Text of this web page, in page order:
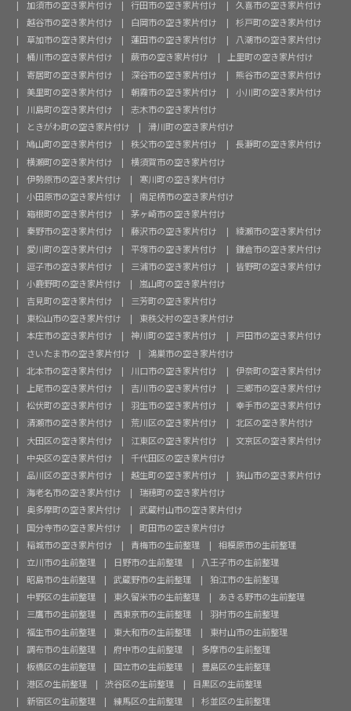
加須市の空き家片付け 行田市の空き家片付け
久喜市の空き家片付け
越谷市の空き家片付け
白岡市の空き家片付け
杉戸町の空き家片付け
草加市の空き家片付け
蓮田市の空き家片付け
八潮市の空き家片付け
桶川市の空き家片付け
蕨市の空き家片付け
上里町の空き家片付け
寄居町の空き家片付け
深谷市の空き家片付け
熊谷市の空き家片付け
美里町の空き家片付け
朝霧市の空き家片付け
小川町の空き家片付け
川島町の空き家片付け
志木市の空き家片付け
ときがわ町の空き家片付け
滑川町の空き家片付け
鳩山町の空き家片付け
秩父市の空き家片付け
長瀞町の空き家片付け
横瀬町の空き家片付け
横須賀市の空き家片付け
伊勢原市の空き家片付け
寒川町の空き家片付け
小田原市の空き家片付け
南足柄市の空き家片付け
箱根町の空き家片付け
茅ヶ崎市の空き家片付け
秦野市の空き家片付け
藤沢市の空き家片付け
綾瀬市の空き家片付け
愛川町の空き家片付け
平塚市の空き家片付け
鎌倉市の空き家片付け
逗子市の空き家片付け
三浦市の空き家片付け
皆野町の空き家片付け
小鹿野町の空き家片付け
嵐山町の空き家片付け
吉見町の空き家片付け
三芳町の空き家片付け
東松山市の空き家片付け
東秩父村の空き家片付け
本庄市の空き家片付け
神川町の空き家片付け
戸田市の空き家片付け
さいたま市の空き家片付け
鴻巣市の空き家片付け
北本市の空き家片付け
川口市の空き家片付け
伊奈町の空き家片付け
上尾市の空き家片付け
吉川市の空き家片付け
三郷市の空き家片付け
松伏町の空き家片付け
羽生市の空き家片付け
幸手市の空き家片付け
清瀬市の空き家片付け
荒川区の空き家片付け
北区の空き家片付け
大田区の空き家片付け
江東区の空き家片付け
文京区の空き家片付け
中央区の空き家片付け
千代田区の空き家片付け
品川区の空き家片付け
越生町の空き家片付け
狭山市の空き家片付け
海老名市の空き家片付け
瑞穂町の空き家片付け
奥多摩町の空き家片付け
武蔵村山市の空き家片付け
国分寺市の空き家片付け
町田市の空き家片付け
稲城市の空き家片付け
青梅市の生前整理
相模原市の生前整理
立川市の生前整理
日野市の生前整理
八王子市の生前整理
昭島市の生前整理
武蔵野市の生前整理
狛江市の生前整理
中野区の生前整理
東久留米市の生前整理
あきる野市の生前整理
三鷹市の生前整理
西東京市の生前整理
羽村市の生前整理
福生市の生前整理
東大和市の生前整理
東村山市の生前整理
調布市の生前整理
府中市の生前整理
多摩市の生前整理
板橋区の生前整理
国立市の生前整理
豊島区の生前整理
港区の生前整理
渋谷区の生前整理
目黒区の生前整理
新宿区の生前整理
練馬区の生前整理
杉並区の生前整理